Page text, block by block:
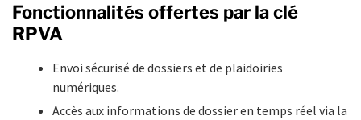
Fonctionnalités offertes par la clé
RPVA
Envoi sécurisé de dossiers et de plaidoiries
numériques.
Accès aux informations de dossier en temps réel via la